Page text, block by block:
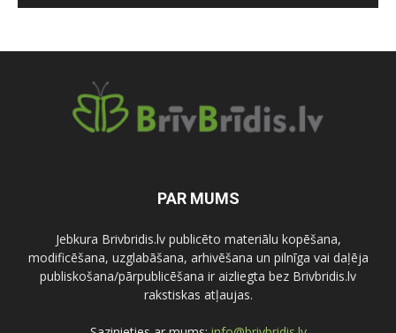
PAR MUMS
Jebkura Brivbridis.lv publicēto materiālu kopēšana,
modificēšana, uzglabāšana, arhivēšana un pilnīga vai daļēja
publiskošana/pārpublicēšana ir aizliegta bez Brivbridis.lv
rakstiskas atļaujas.